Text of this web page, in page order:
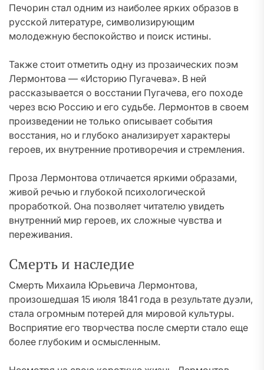
Печорин стал одним из наиболее ярких образов в
русской литературе, символизирующим
молодежную беспокойство и поиск истины.
Также стоит отметить одну из прозаических поэм
Лермонтова — «Историю Пугачева». В ней
рассказывается о восстании Пугачева, его походе
через всю Россию и его судьбе. Лермонтов в своем
произведении не только описывает события
восстания, но и глубоко анализирует характеры
героев, их внутренние противоречия и стремления.
Проза Лермонтова отличается яркими образами,
живой речью и глубокой психологической
проработкой. Она позволяет читателю увидеть
внутренний мир героев, их сложные чувства и
переживания.
Смерть и наследие
Смерть Михаила Юрьевича Лермонтова,
произошедшая 15 июля 1841 года в результате дуэли,
стала огромным потерей для мировой культуры.
Восприятие его творчества после смерти стало еще
более глубоким и осмысленным.